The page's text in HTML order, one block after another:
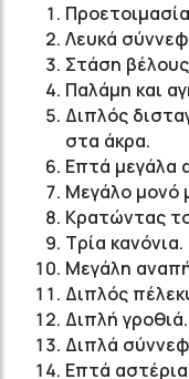
Λευκά
Στάση
Παλάμη και
Διπλός
στα άκρα.
Επτά μεγάλα
Μεγάλο μονό
Κρατώντας
Τρία κανόνια.
Μεγάλη
Διπλός
Διπλή γροθιά.
Διπλά
Επτά